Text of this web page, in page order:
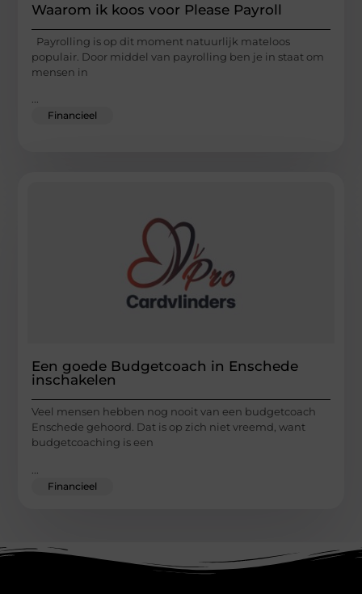
Waarom ik koos voor Please Payroll
Payrolling is op dit moment natuurlijk mateloos
populair. Door middel van payrolling ben je in staat om
mensen in
Financieel
Een goede Budgetcoach in Enschede
inschakelen
Veel mensen hebben nog nooit van een budgetcoach
Enschede gehoord. Dat is op zich niet vreemd, want
budgetcoaching is een
Financieel